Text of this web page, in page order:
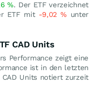
%. Der ETF verzeichnet
ETF mit -9,02% unter
CAD Units
Performance zeigt eine
ist in den letzten
CAD Units notiert zurzeit